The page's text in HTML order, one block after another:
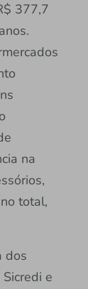
377,7
na
total,
dos
e